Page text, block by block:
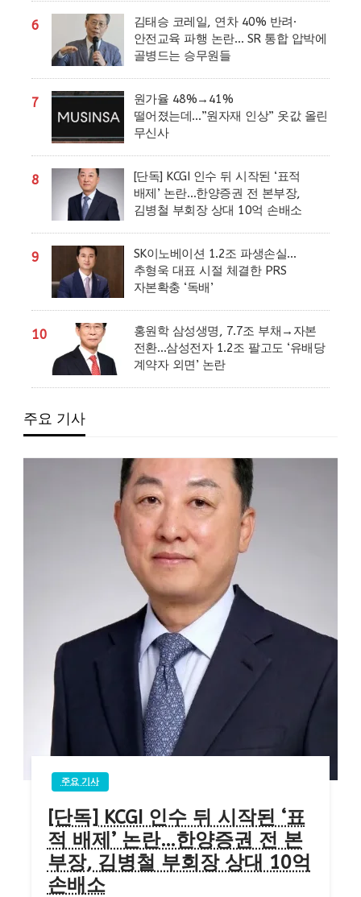
6
김태승 코레일, 연차 40% 반려·
안전교육 파행 논란… SR 통합 압박에
골병드는 승무원들
7
원가율 48%→41%
떨어졌는데…”원자재 인상” 옷값 올린
무신사
8
[단독] KCGI 인수 뒤 시작된 ‘표적
배제’ 논란…한양증권 전 본부장,
김병철 부회장 상대 10억 손배소
9
SK이노베이션 1.2조 파생손실…
추형욱 대표 시절 체결한 PRS
자본확충 ‘독배’
10
홍원학 삼성생명, 7.7조 부채→자본
전환…삼성전자 1.2조 팔고도 ‘유배당
계약자 외면’ 논란
주요 기사
주요 기사
[단독] KCGI 인수 뒤 시작된 ‘표
적 배제’ 논란…한양증권 전 본
부장, 김병철 부회장 상대 10억
손배소